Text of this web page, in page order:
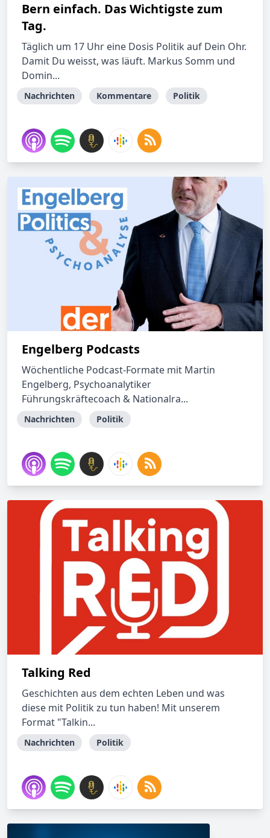
Bern einfach. Das Wichtigste zum
Tag.
Täglich um 17 Uhr eine Dosis Politik auf Dein Ohr.
Damit Du weisst, was läuft. Markus Somm und
Domin...
Nachrichten Kommentare Politik
Engelberg Podcasts
Wöchentliche Podcast-Formate mit Martin
Engelberg, Psychoanalytiker
Führungskräftecoach & Nationalra...
Nachrichten Politik
Talking Red
Geschichten aus dem echten Leben und was
diese mit Politik zu tun haben! Mit unserem
Format "Talkin...
Nachrichten Politik